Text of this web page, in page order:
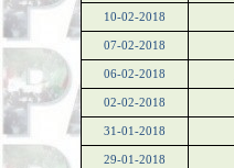
10-02-2018
07-02-2018
06-02-2018
02-02-2018
31-01-2018
29-01-2018